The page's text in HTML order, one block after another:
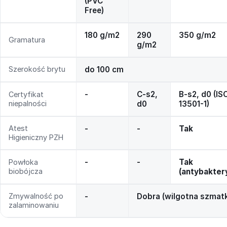
Free)
Gramatura 180 g/m2
290
g/m2
350 g/m2
Szerokość brytu do 100 cm
Certyfikat
niepalności
-
C-s2,
d0
B-s2, d0
13501-1)
Atest
Higieniczny PZH
- - Tak
Powłoka
biobójcza
- -
Tak
Zmywalność po
zalaminowaniu
- Dobra (wilgotna